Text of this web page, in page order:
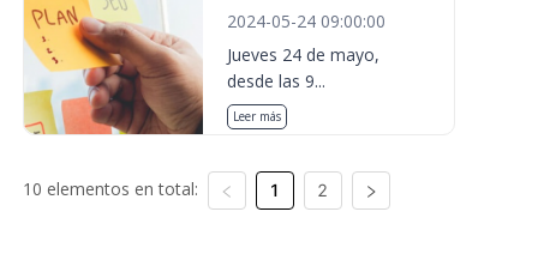
2024-05-24 09:00:00
Jueves 24 de mayo,
desde las 9...
Leer más
10 elementos en total: 1 2